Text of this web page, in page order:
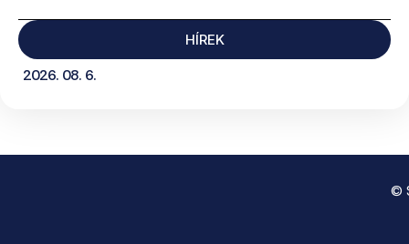
HÍREK
2026. 08. 6.
©